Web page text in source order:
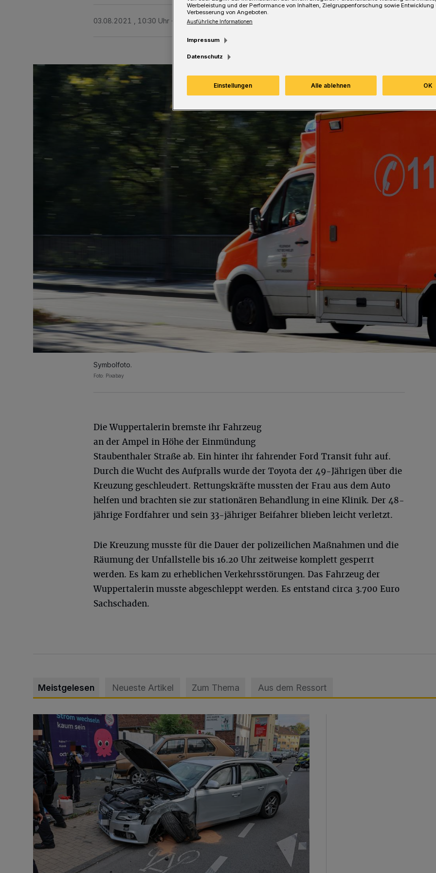
03.08.2021 , 10:30 Uhr Eine Minute Lesezeit
Symbolfoto.
Foto: Pixabay
Die Wuppertalerin bremste ihr Fahrzeug
an der Ampel in Höhe der Einmündung
Staubenthaler Straße ab. Ein hinter ihr fahrender Ford Transit fuhr auf.
Durch die Wucht des Aufpralls wurde der Toyota der 49-Jährigen über die
Kreuzung geschleudert. Rettungskräfte mussten der Frau aus dem Auto
helfen und brachten sie zur stationären Behandlung in eine Klinik. Der 48-
jährige Fordfahrer und sein 33-jähriger Beifahrer blieben leicht verletzt.
Die Kreuzung musste für die Dauer der polizeilichen Maßnahmen und die
Räumung der Unfallstelle bis 16.20 Uhr zeitweise komplett gesperrt
werden. Es kam zu erheblichen Verkehrsstörungen. Das Fahrzeug der
Wuppertalerin musste abgeschleppt werden. Es entstand circa 3.700 Euro
Sachschaden.
Meistgelesen Neueste Artikel Zum Thema Aus dem Ressort
Schwerer Unfall mit 2,48 Promille
Werbeleistung und der Performance von Inhalten, Zielgruppenforschung sowie Entwicklung
Verbesserung von Angeboten.
Ausführliche Informationen
Impressum
Datenschutz
Einstellungen Alle ablehnen OK